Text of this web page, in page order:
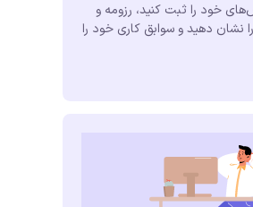
خود را ثبت کنید، رزومه و
نشان دهید و سوابق کاری خود را